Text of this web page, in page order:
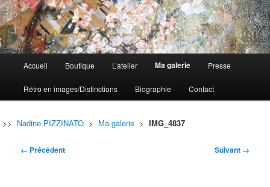
principal
Aller
au
contenu
principal
Aller
au
contenu
secondaire
Accueil Boutique L’atelier Ma galerie Presse
Rétro en images/Distinctions Biographie Contact
>> Nadine PIZZINATO > Ma galerie > IMG_4837
Navigation
← Précédent Suivant →